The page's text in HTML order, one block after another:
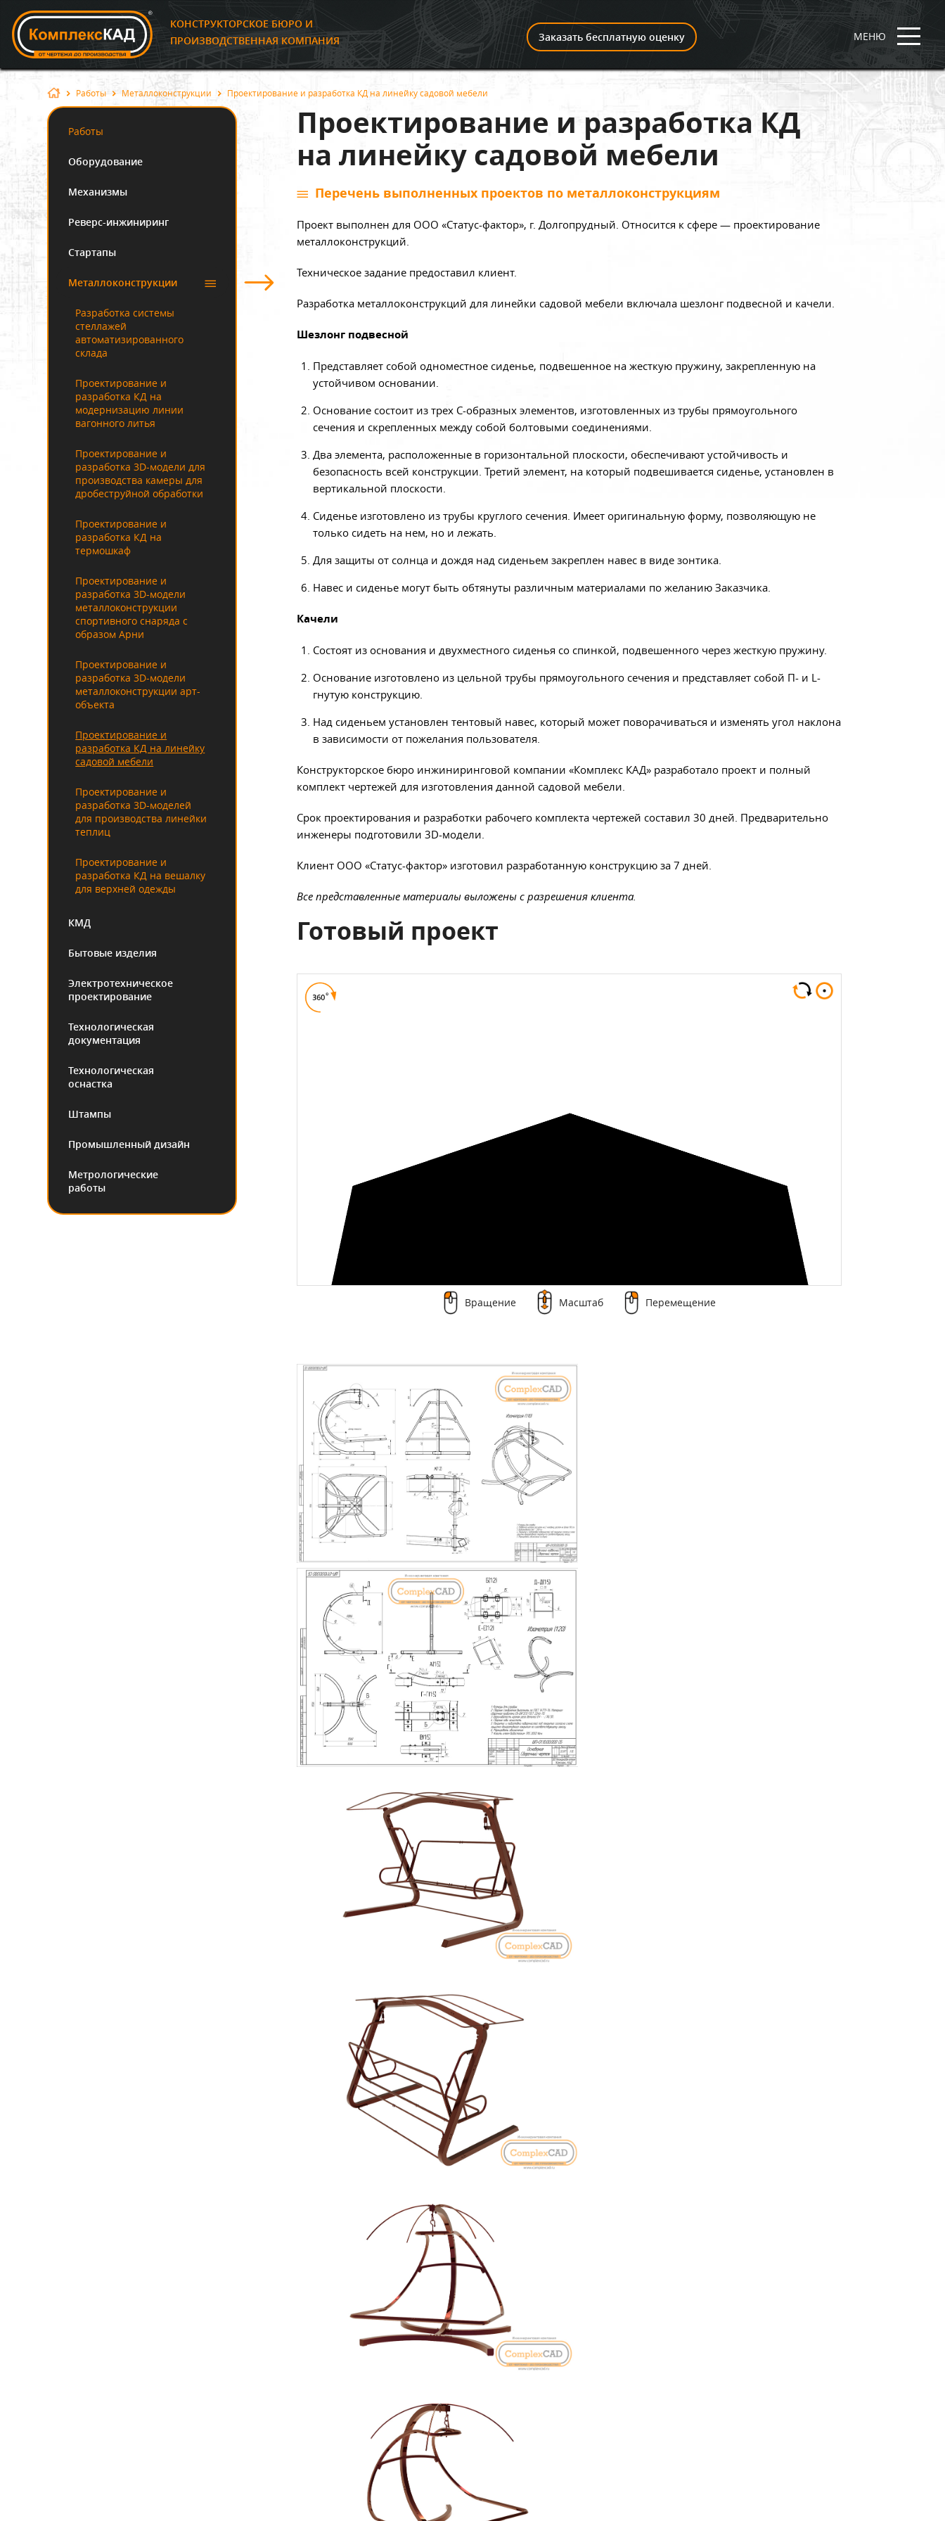
КОНСТРУКТОРСКОЕ БЮРО И
ПРОИЗВОДСТВЕННАЯ КОМПАНИЯ
Заказать бесплатную оценку МЕНЮ
Работы Металлоконструкции Проектирование и разработка КД на линейку садовой мебели
Работы
Оборудование
Механизмы
Реверс-инжиниринг
Стартапы
Металлоконструкции
Разработка системы
стеллажей
автоматизированного
склада
Проектирование и
разработка КД на
модернизацию линии
вагонного литья
Проектирование и
разработка 3D-модели для
производства камеры для
дробеструйной обработки
Проектирование и
разработка КД на
термошкаф
Проектирование и
разработка 3D-модели
металлоконструкции
спортивного снаряда с
образом Арни
Проектирование и
разработка 3D-модели
металлоконструкции арт-
объекта
Проектирование и
разработка КД на линейку
садовой мебели
Проектирование и
разработка 3D-моделей
для производства линейки
теплиц
Проектирование и
разработка КД на вешалку
для верхней одежды
КМД
Бытовые изделия
Электротехническое
проектирование
Технологическая
документация
Технологическая
оснастка
Штампы
Промышленный дизайн
Метрологические
работы
Проектирование и разработка КД
на линейку садовой мебели
Перечень выполненных проектов по металлоконструкциям
Проект выполнен для ООО «Статус-фактор», г. Долгопрудный. Относится к сфере — проектирование
металлоконструкций.
Техническое задание предоставил клиент.
Разработка металлоконструкций для линейки садовой мебели включала шезлонг подвесной и качели.
Шезлонг подвесной
Представляет собой одноместное сиденье, подвешенное на жесткую пружину, закрепленную на
устойчивом основании.
Основание состоит из трех С-образных элементов, изготовленных из трубы прямоугольного
сечения и скрепленных между собой болтовыми соединениями.
Два элемента, расположенные в горизонтальной плоскости, обеспечивают устойчивость и
безопасность всей конструкции. Третий элемент, на который подвешивается сиденье, установлен в
вертикальной плоскости.
Сиденье изготовлено из трубы круглого сечения. Имеет оригинальную форму, позволяющую не
только сидеть на нем, но и лежать.
Для защиты от солнца и дождя над сиденьем закреплен навес в виде зонтика.
Навес и сиденье могут быть обтянуты различным материалами по желанию Заказчика.
Качели
Состоят из основания и двухместного сиденья со спинкой, подвешенного через жесткую пружину.
Основание изготовлено из цельной трубы прямоугольного сечения и представляет собой П- и L-
гнутую конструкцию.
Над сиденьем установлен тентовый навес, который может поворачиваться и изменять угол наклона
в зависимости от пожелания пользователя.
Конструкторское бюро инжиниринговой компании «Комплекс КАД» разработало проект и полный
комплект чертежей для изготовления данной садовой мебели.
Срок проектирования и разработки рабочего комплекта чертежей составил 30 дней. Предварительно
инженеры подготовили 3D-модели.
Клиент ООО «Статус-фактор» изготовил разработанную конструкцию за 7 дней.
Все представленные материалы выложены с разрешения клиента.
Готовый проект